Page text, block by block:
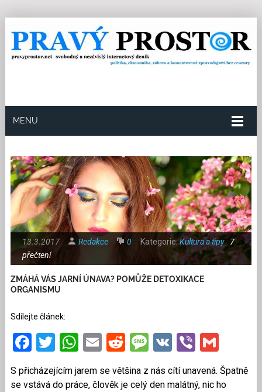
MENU
13.3.2017 Redakce 0 Kategorie:Kultura a tipy
7
přečtení
ZMÁHÁ VÁS JARNÍ ÚNAVA? POMŮŽE DETOXIKACE
ORGANISMU
Sdílejte článek:
Facebook
Twitter
WhatsApp
EmailRedditMessage
VKViber
S přicházejícím jarem se většina z nás cítí unavená. Špatně
se vstává do práce, člověk je celý den malátný, nic ho